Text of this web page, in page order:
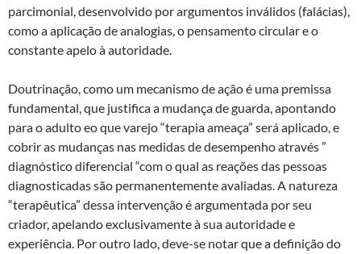
parcimonial, desenvolvido por argumentos inválidos (falácias),
como a aplicação de analogias, o pensamento circular e o
constante apelo à autoridade.
Doutrinação, como um mecanismo de ação é uma premissa
fundamental, que justifica a mudança de guarda, apontando
para o adulto eo que varejo “terapia ameaça” será aplicado, e
cobrir as mudanças nas medidas de desempenho através ”
diagnóstico diferencial “com o qual as reações das pessoas
diagnosticadas são permanentemente avaliadas. A natureza
“terapêutica” dessa intervenção é argumentada por seu
criador, apelando exclusivamente à sua autoridade e
experiência. Por outro lado, deve-se notar que a definição do